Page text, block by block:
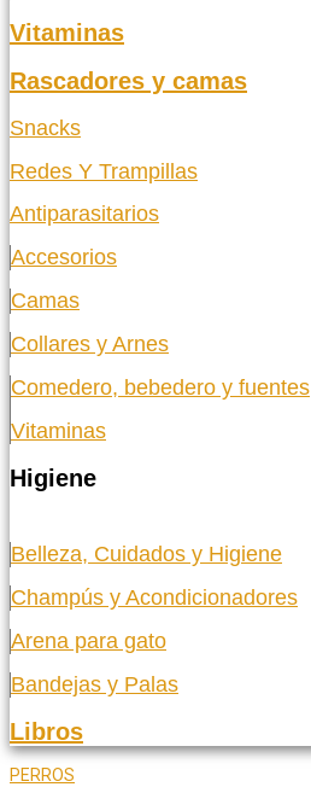
Vitaminas
Rascadores y camas
Snacks
Redes Y Trampillas
Antiparasitarios
Accesorios
Camas
Collares y Arnes
Comedero, bebedero y fuentes
Vitaminas
Higiene
Belleza, Cuidados y Higiene
Champús y Acondicionadores
Arena para gato
Bandejas y Palas
Libros
PERROS